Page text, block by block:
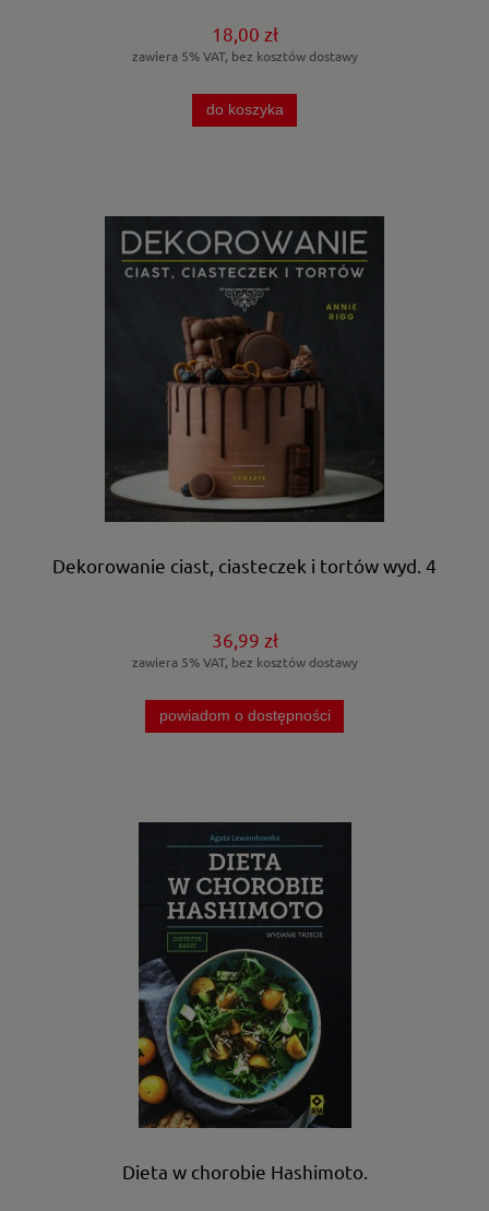
18,00 zł
zawiera 5% VAT, bez kosztów dostawy
do koszyka
Dekorowanie ciast, ciasteczek i tortów wyd. 4
36,99 zł
zawiera 5% VAT, bez kosztów dostawy
powiadom o dostępności
Dieta w chorobie Hashimoto.